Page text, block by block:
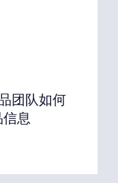
团队如何
息